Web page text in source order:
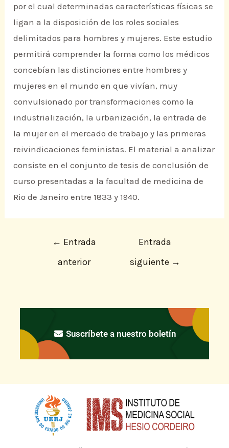
por el cual determinadas características físicas se
ligan a la disposición de los roles sociales
delimitados para hombres y mujeres. Este estudio
permitirá comprender la forma como los médicos
concebían las distinciones entre hombres y
mujeres en el mundo en que vivían, muy
convulsionado por transformaciones como la
industrialización, la urbanización, la entrada de
la mujer en el mercado de trabajo y las primeras
reivindicaciones feministas. El material a analizar
consiste en el conjunto de tesis de conclusión de
curso presentadas a la facultad de medicina de
Rio de Janeiro entre 1833 y 1940.
← Entrada
anterior
Entrada
siguiente →
Suscríbete a nuestro boletín